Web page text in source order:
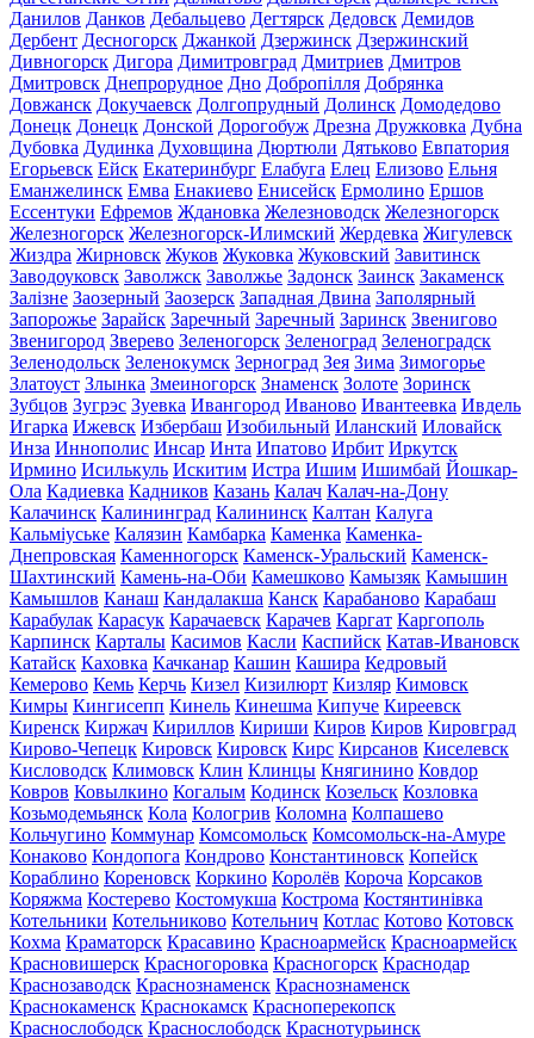
Данилов Данков Дебальцево Дегтярск Дедовск Демидов
Дербент Десногорск Джанкой Дзержинск Дзержинский
Дивногорск Дигора Димитровград Дмитриев Дмитров
Дмитровск Днепрорудное Дно Добропілля Добрянка
Довжанск Докучаевск Долгопрудный Долинск Домодедово
Донецк Донецк Донской Дорогобуж Дрезна Дружковка Дубна
Дубовка Дудинка Духовщина Дюртюли Дятьково Евпатория
Егорьевск Ейск Екатеринбург Елабуга Елец Елизово Ельня
Еманжелинск Емва Енакиево Енисейск Ермолино Ершов
Ессентуки Ефремов Ждановка Железноводск Железногорск
Железногорск Железногорск-Илимский Жердевка Жигулевск
Жиздра Жирновск Жуков Жуковка Жуковский Завитинск
Заводоуковск Заволжск Заволжье Задонск Заинск Закаменск
Залізне Заозерный Заозерск Западная Двина Заполярный
Запорожье Зарайск Заречный Заречный Заринск Звенигово
Звенигород Зверево Зеленогорск Зеленоград Зеленоградск
Зеленодольск Зеленокумск Зерноград Зея Зима Зимогорье
Златоуст Злынка Змеиногорск Знаменск Золоте Зоринск
Зубцов Зугрэс Зуевка Ивангород Иваново Ивантеевка Ивдель
Игарка Ижевск Избербаш Изобильный Иланский Иловайск
Инза Иннополис Инсар Инта Ипатово Ирбит Иркутск
Ирмино Исилькуль Искитим Истра Ишим Ишимбай Йошкар-
Ола Кадиевка Кадников Казань Калач Калач-на-Дону
Калачинск Калининград Калининск Калтан Калуга
Кальміуське Калязин Камбарка Каменка Каменка-
Днепровская Каменногорск Каменск-Уральский Каменск-
Шахтинский Камень-на-Оби Камешково Камызяк Камышин
Камышлов Канаш Кандалакша Канск Карабаново Карабаш
Карабулак Карасук Карачаевск Карачев Каргат Каргополь
Карпинск Карталы Касимов Касли Каспийск Катав-Ивановск
Катайск Каховка Качканар Кашин Кашира Кедровый
Кемерово Кемь Керчь Кизел Кизилюрт Кизляр Кимовск
Кимры Кингисепп Кинель Кинешма Кипуче Киреевск
Киренск Киржач Кириллов Кириши Киров Киров Кировград
Кирово-Чепецк Кировск Кировск Кирс Кирсанов Киселевск
Кисловодск Климовск Клин Клинцы Княгинино Ковдор
Ковров Ковылкино Когалым Кодинск Козельск Козловка
Козьмодемьянск Кола Кологрив Коломна Колпашево
Кольчугино Коммунар Комсомольск Комсомольск-на-Амуре
Конаково Кондопога Кондрово Константиновск Копейск
Кораблино Кореновск Коркино Королёв Короча Корсаков
Коряжма Костерево Костомукша Кострома Костянтинівка
Котельники Котельниково Котельнич Котлас Котово Котовск
Кохма Краматорск Красавино Красноармейск Красноармейск
Красновишерск Красногоровка Красногорск Краснодар
Краснозаводск Краснознаменск Краснознаменск
Краснокаменск Краснокамск Красноперекопск
Краснослободск Краснослободск Краснотурьинск